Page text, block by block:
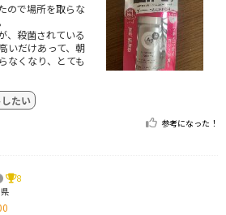
ので場所を取らな
、殺菌されている
いだけあって、朝
なくなり、とても
たい
参考になった！
8